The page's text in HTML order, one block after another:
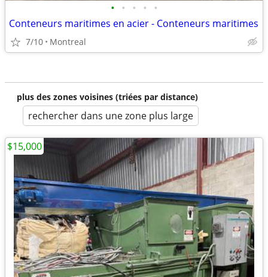
• • • • •
Conteneurs maritimes en acier - Conteneurs maritimes
7/10 Montreal
plus des zones voisines (triées par distance)
rechercher dans une zone plus large
$15,000